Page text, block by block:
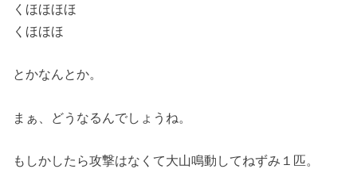
くほほほほ
くほほほ
とかなんとか。
まぁ、どうなるんでしょうね。
もしかしたら攻撃はなくて大山鳴動してねずみ１匹。